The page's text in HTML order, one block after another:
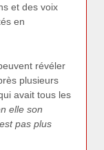
et des voix
en
révéler
plusieurs
avait tous les
elle son
pas plus